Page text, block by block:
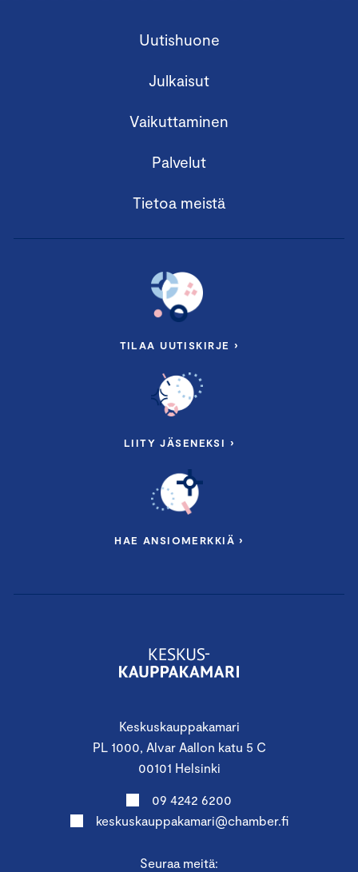
Keskuskauppakamari
PL 1000, Alvar Aallon katu 5 C
00101 Helsinki
09 4242 6200
keskuskauppakamari@chamber.fi
Seuraa meitä:
Uutishuone
Julkaisut
Vaikuttaminen
Palvelut
Tietoa meistä
TILAA UUTISKIRJE ›
LIITY JÄSENEKSI ›
HAE ANSIOMERKKIÄ ›